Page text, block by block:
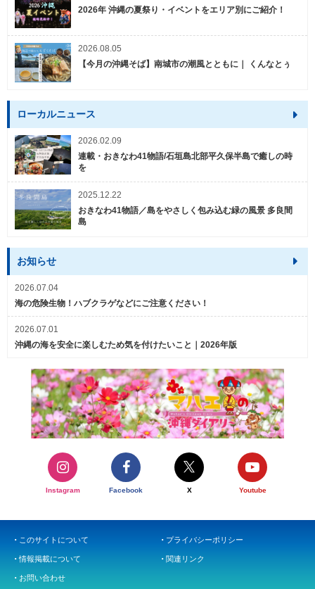
2026年 沖縄の夏祭り・イベントをエリア別にご紹介！
2026.08.05
【今月の沖縄そば】南城市の潮風とともに｜ くんなとぅ
ローカルニュース
2026.02.09
連載・おきなわ41物語/石垣島北部平久保半島で癒しの時
を
2025.12.22
おきなわ41物語／島をやさしく包み込む緑の風景 多良間
島
お知らせ
2026.07.04
海の危険生物！ハブクラゲなどにご注意ください！
2026.07.01
沖縄の海を安全に楽しむため気を付けたいこと｜2026年版
Instagram Facebook X Youtube
このサイトについて プライバシーポリシー
情報掲載について 関連リンク
お問い合わせ